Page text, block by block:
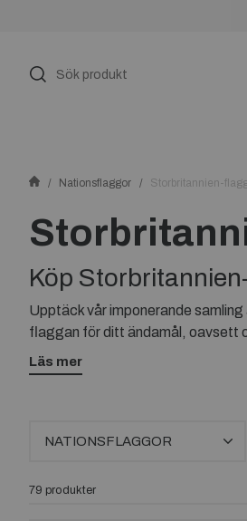
Nationsflaggor Storbritannien-
Köp
Upptäck vår imponerande
flaggan för ditt ändamål, oavsett
Utforska olika storlekar och
Storbritannien-flagga online idag!
Läs mer
NATIONSFLAGGOR
79 produkter